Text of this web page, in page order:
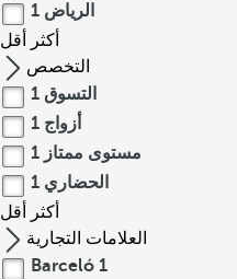
الرياض 1
أكثر
أقل
التخصص
التسوق 1
أزواج 1
مستوى ممتاز 1
الحضاري 1
أكثر
أقل
العلامات التجارية
Barceló 1